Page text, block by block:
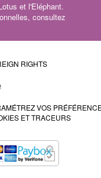
et l'Eléphant.
consultez
RIGHTS
VOS
ET TRACEURS